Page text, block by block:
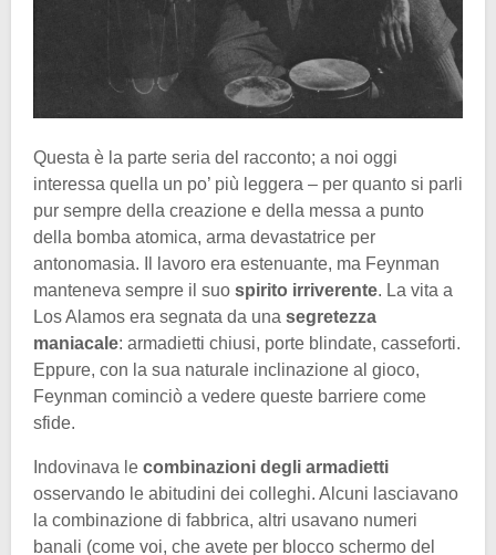
Questa è la parte seria del racconto; a noi oggi
interessa quella un po’ più leggera – per quanto si parli
pur sempre della creazione e della messa a punto
della bomba atomica, arma devastatrice per
antonomasia. Il lavoro era estenuante, ma Feynman
manteneva sempre il suo spirito irriverente. La vita a
Los Alamos era segnata da una segretezza
maniacale: armadietti chiusi, porte blindate, casseforti.
Eppure, con la sua naturale inclinazione al gioco,
Feynman cominciò a vedere queste barriere come
sfide.
Indovinava le combinazioni degli armadietti
osservando le abitudini dei colleghi. Alcuni lasciavano
la combinazione di fabbrica, altri usavano numeri
banali (come voi, che avete per blocco schermo del